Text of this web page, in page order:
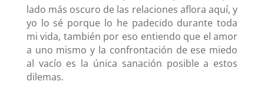
lado más oscuro de las relaciones aflora aquí, y
yo lo sé porque lo he padecido durante toda
mi vida, también por eso entiendo que el amor
a uno mismo y la confrontación de ese miedo
al vacío es la única sanación posible a estos
dilemas.